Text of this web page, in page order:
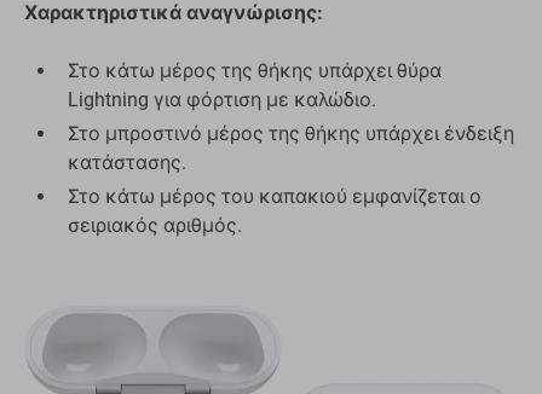
Χαρακτηριστικά αναγνώρισης:
Στο κάτω μέρος της θήκης υπάρχει θύρα
Lightning για φόρτιση με καλώδιο.
Στο μπροστινό μέρος της θήκης υπάρχει ένδειξη
κατάστασης.
Στο κάτω μέρος του καπακιού εμφανίζεται ο
σειριακός αριθμός.